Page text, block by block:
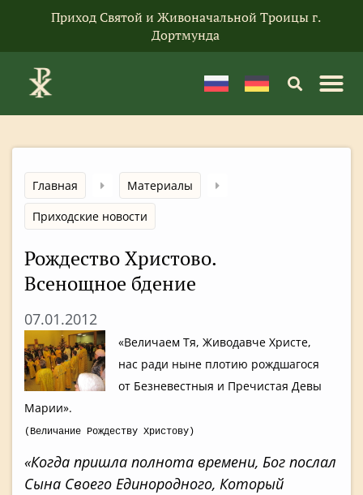
Приход Святой и Живоначальной Троицы г.
Дортмунда
Главная
Материалы
Приходские новости
Рождество Христово.
Всенощное бдение
07.01.2012
«Величаем Тя, Живодавче Христе,
нас ради ныне плотию рождшагося
от Безневестныя и Пречистая Девы
Марии».
(Величание Рождеству Христову)
«Когда пришла полнота времени, Бог послал
Сына Своего Единородного, Который